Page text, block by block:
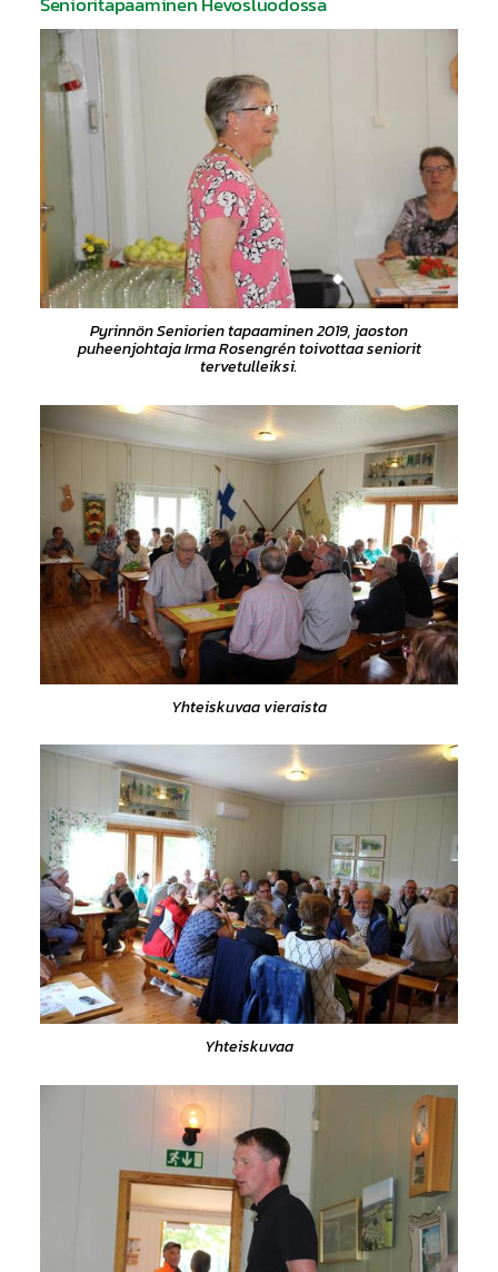
Pyrinnön Seniorien tapaaminen 2019, jaoston
puheenjohtaja Irma Rosengrén toivottaa seniorit
tervetulleiksi.
Yhteiskuvaa vieraista
Yhteiskuvaa